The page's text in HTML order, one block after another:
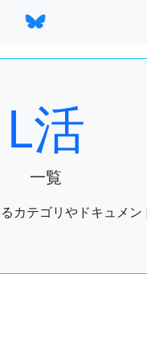
L活
一覧
カテゴリやドキュメン